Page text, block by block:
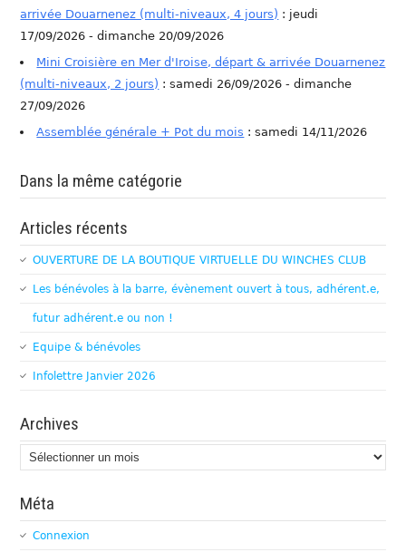
arrivée Douarnenez (multi-niveaux, 4 jours) : jeudi
17/09/2026 - dimanche 20/09/2026
Mini Croisière en Mer d'Iroise, départ & arrivée Douarnenez
(multi-niveaux, 2 jours) : samedi 26/09/2026 - dimanche
27/09/2026
Assemblée générale + Pot du mois : samedi 14/11/2026
Dans la même catégorie
Articles récents
OUVERTURE DE LA BOUTIQUE VIRTUELLE DU WINCHES CLUB
Les bénévoles à la barre, évènement ouvert à tous, adhérent.e,
futur adhérent.e ou non !
Equipe & bénévoles
Infolettre Janvier 2026
Archives
Archives
Méta
Connexion